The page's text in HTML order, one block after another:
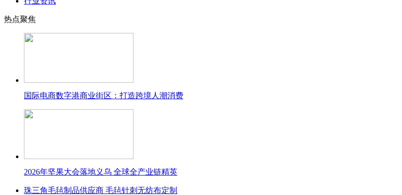
热点聚焦
国际电商数字港商业街区：打造跨境人潮消费
2026年坚果大会落地义乌 全球全产业链精英
珠三角毛毡制品供应商 毛毡针刺无纺布定制